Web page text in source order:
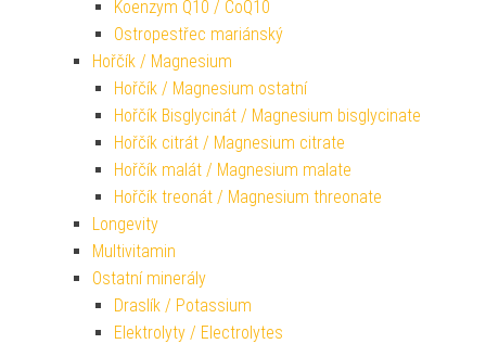
Koenzym Q10 / CoQ10
Ostropestřec mariánský
Hořčík / Magnesium
Hořčík / Magnesium ostatní
Hořčík Bisglycinát / Magnesium bisglycinate
Hořčík citrát / Magnesium citrate
Hořčík malát / Magnesium malate
Hořčík treonát / Magnesium threonate
Longevity
Multivitamin
Ostatní minerály
Draslík / Potassium
Elektrolyty / Electrolytes